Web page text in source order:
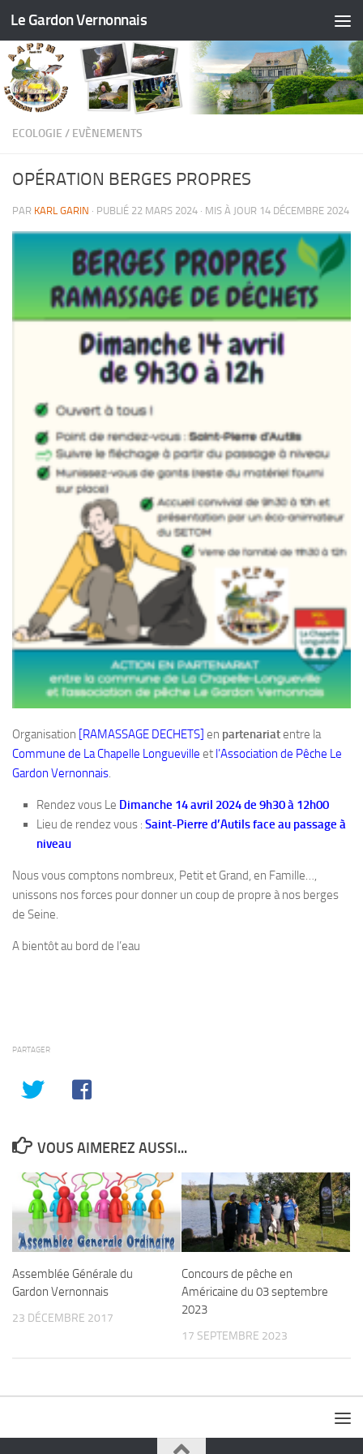
Le Gardon Vernonnais
ECOLOGIE / EVÈNEMENTS
OPÉRATION BERGES PROPRES
PAR KARL GARIN · PUBLIÉ 22 MARS 2024 · MIS À JOUR 14 DÉCEMBRE 2024
Organisation [RAMASSAGE DECHETS] en partenariatentre la
Commune de La Chapelle Longueville et l’Association de Pêche Le
Gardon Vernonnais.
Rendez vous Le Dimanche 14 avril 2024 de 9h30 à 12h00
Lieu de rendez vous : Saint-Pierre d’Autils face au passage à
niveau
Nous vous comptons nombreux, Petit et Grand, en Famille…,
unissons nos forces pour donner un coup de propre à nos berges
de Seine.
A bientôt au bord de l’eau
PARTAGER
VOUS AIMEREZ AUSSI...
Assemblée Générale du
Gardon Vernonnais
23 DÉCEMBRE 2017
Concours de pêche en
Américaine du 03 septembre
2023
17 SEPTEMBRE 2023